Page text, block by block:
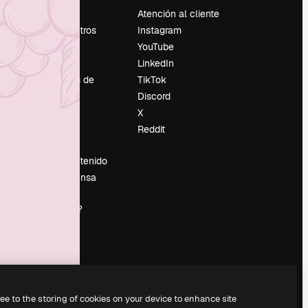
Sobre nosotros
Reviews
Empleo
Tendencias de
búsqueda
Vender contenido
Sala de prensa
magnific.ai?
Atención al cliente
Instagram
YouTube
LinkedIn
TikTok
Discord
X
Reddit
to the storing of cookies on your device to enhance site